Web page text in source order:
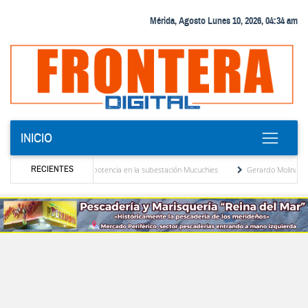
Mérida, Agosto Lunes 10, 2026, 04:34 am
INICIO
RECIENTES
transformador de potencia en la subestación Mucuchies
Gerardo Molina: “El